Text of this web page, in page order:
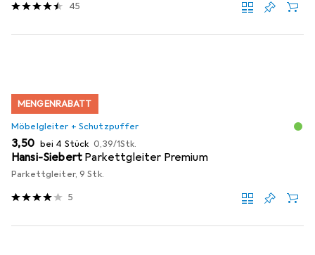
45
MENGENRABATT
Möbelgleiter + Schutzpuffer
EUR
3,50 bei 4 Stück EUR
0,39/1Stk.
Hansi-Siebert Parkettgleiter Premium
Parkettgleiter, 9 Stk.
5